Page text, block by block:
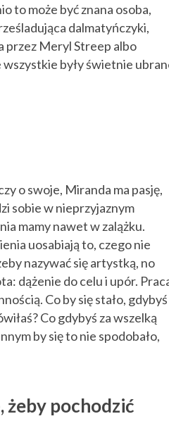
to może być znana osoba,
dalmatyńczyki,
przez Meryl Streep albo
były świetnie
o swoje, Miranda ma pasję,
sobie w nieprzyjaznym
mamy nawet w zalążku.
uosabiają to, czego nie
nazywać się artystką, no
dążenie do celu i upór.
Co by się stało, gdybyś
Co gdybyś za wszelką
by się to nie spodobało,
żeby pochodzić